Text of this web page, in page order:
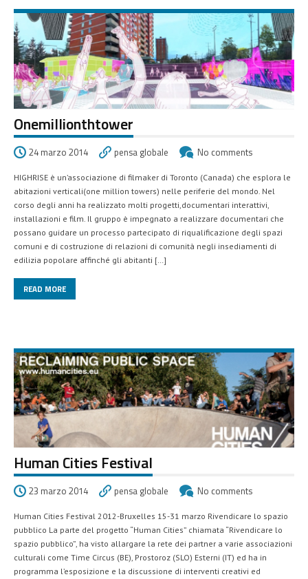
Onemillionthtower
24 marzo 2014 pensa globale No comments
HIGHRISE è un’associazione di filmaker di Toronto (Canada) che esplora le
abitazioni verticali(one million towers) nelle periferie del mondo. Nel
corso degli anni ha realizzato molti progetti,documentari interattivi,
installazioni e film. Il gruppo è impegnato a realizzare documentari che
possano guidare un processo partecipato di riqualificazione degli spazi
comuni e di costruzione di relazioni di comunità negli insediamenti di
edilizia popolare affinché gli abitanti […]
READ MORE
Human Cities Festival
23 marzo 2014 pensa globale No comments
Human Cities Festival 2012-Bruxelles 15-31 marzo Rivendicare lo spazio
pubblico La parte del progetto “Human Cities” chiamata “Rivendicare lo
spazio pubblico”, ha visto allargare la rete dei partner a varie associazioni
culturali come Time Circus (BE), Prostoroz (SLO) Esterni (IT) ed ha in
programma l’esposizione e la discussione di interventi creativi ed